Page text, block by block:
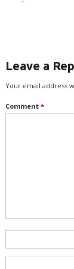
Leave a
Your email address
Comment *